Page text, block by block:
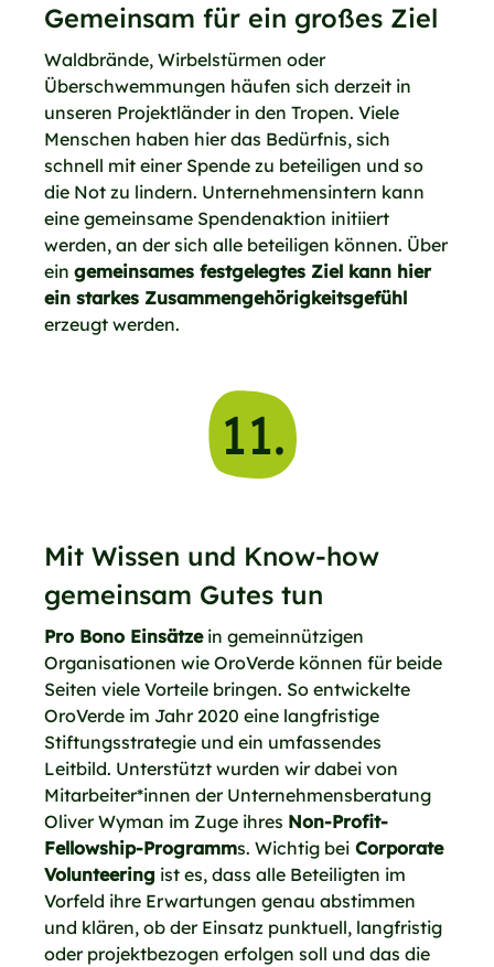
Gemeinsam für ein großes Ziel
Waldbrände, Wirbelstürmen oder
Überschwemmungen häufen sich derzeit in
unseren Projektländer in den Tropen. Viele
Menschen haben hier das Bedürfnis, sich
schnell mit einer Spende zu beteiligen und so
die Not zu lindern. Unternehmensintern kann
eine gemeinsame Spendenaktion initiiert
werden, an der sich alle beteiligen können. Über
ein gemeinsames festgelegtes Ziel kann hier
ein starkes Zusammengehörigkeitsgefühl
erzeugt werden.
11.
Mit Wissen und Know-how
gemeinsam Gutes tun
Pro Bono Einsätzein gemeinnützigen
Organisationen wie OroVerde können für beide
Seiten viele Vorteile bringen. So entwickelte
OroVerde im Jahr 2020 eine langfristige
Stiftungsstrategie und ein umfassendes
Leitbild. Unterstützt wurden wir dabei von
Mitarbeiter*innen der Unternehmensberatung
Oliver Wyman im Zuge ihres Non-Profit-
Fellowship-Programms. Wichtig bei Corporate
Volunteering ist es, dass alle Beteiligten im
Vorfeld ihre Erwartungen genau abstimmen
und klären, ob der Einsatz punktuell, langfristig
oder projektbezogen erfolgen soll und das die